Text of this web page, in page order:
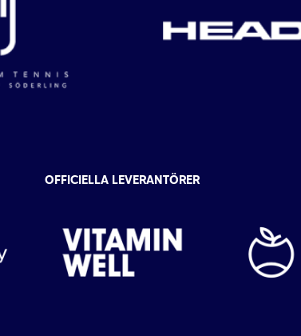
OFFICIELLA LEVERANTÖRER